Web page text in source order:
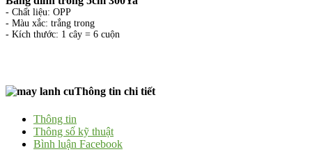
- Chất liệu: OPP
- Màu xắc: trắng trong
- Kích thước: 1 cây = 6 cuộn
Thông tin chi tiết
Thông tin
Thông số kỹ thuật
Bình luận Facebook